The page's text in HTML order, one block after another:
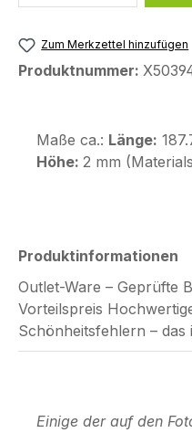
Zum Merkzettel hinzufügen
Produktnummer:
Maße ca.: Länge:
Höhe: 2 mm
Produktinformationen
Outlet-Ware – Geprüfte
Vorteilspreis
Schönheitsfehlern –
Einige der auf den